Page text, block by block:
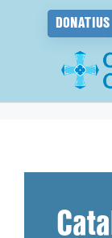
DONATIUS